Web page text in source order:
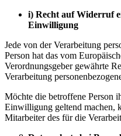
i) Recht auf Widerruf
Einwilligung
Jede von der Verarbeitung
Person hat das vom
Verordnungsgeber gewährte
Verarbeitung
Möchte die betroffene Person
Einwilligung geltend machen,
Mitarbeiter des für die